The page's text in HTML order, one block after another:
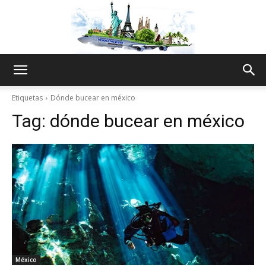
Thru
My
Etiquetas Dónde bucear en méxico
Tag: dónde bucear en méxico
México